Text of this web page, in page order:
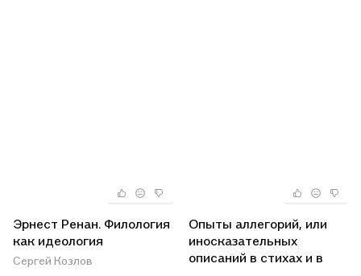
Эрнест Ренан. Филология
как идеология
Сергей Козлов
Опыты аллегорий, или
иносказательных
описаний в стихах и в